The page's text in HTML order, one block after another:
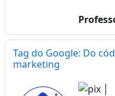
Tag do Google: Do
marketing